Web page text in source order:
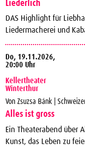
Liederlich
DAS Highlight für
Liedermacherei und
Do, 19.11.2026,
20:00 Uhr
Kellertheater
Winterthur
Von Zsuzsa Bánk |
Alles ist gross
Ein Theaterabend über
Kunst, das Leben zu